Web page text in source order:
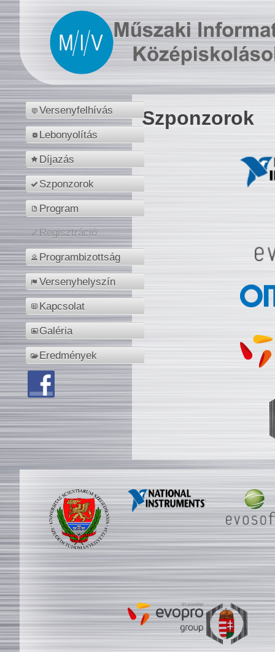
Versenyfelhívás
Lebonyolítás
Díjazás
Szponzorok
Program
Regisztráció
Programbizottság
Versenyhelyszín
Kapcsolat
Galéria
Eredmények
Szponzorok